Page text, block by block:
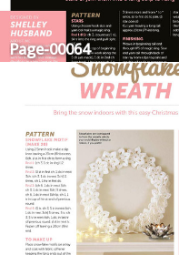
Page-00064